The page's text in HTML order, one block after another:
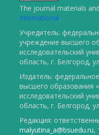
The journal materials
International.
Учредитель:
учреждение высшего
исследовательский
область, г. Белгород,
Издатель:
высшего образования
исследовательский
область, г. Белгород,
Редакция:
malyutina_a@bsuedu.ru,